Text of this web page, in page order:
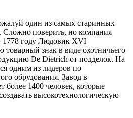
один из самых старинных
Сложно поверить, но компания
1778 году Людовик XVI
товарный знак в виде охотничьего
De Dietrich от подделок. На
одним из лидеров по
обрудования. Завод в
более 1400 человек, которые
высокотехнологическую